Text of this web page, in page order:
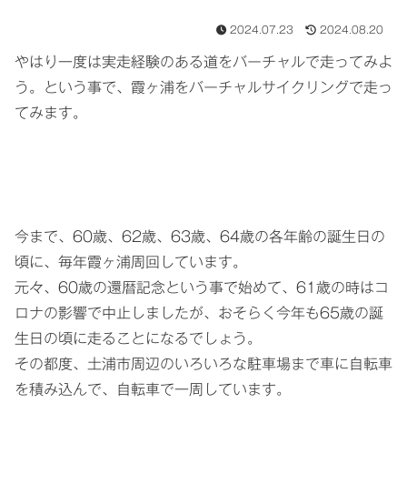
2024.07.23 2024.08.20
やはり一度は実走経験のある道をバーチャルで走ってみよ
う。という事で、霞ヶ浦をバーチャルサイクリングで走っ
てみます。
今まで、60歳、62歳、63歳、64歳の各年齢の誕生日の
頃に、毎年霞ヶ浦周回しています。
元々、60歳の還暦記念という事で始めて、61歳の時はコ
ロナの影響で中止しましたが、おそらく今年も65歳の誕
生日の頃に走ることになるでしょう。
その都度、土浦市周辺のいろいろな駐車場まで車に自転車
を積み込んで、自転車で一周しています。